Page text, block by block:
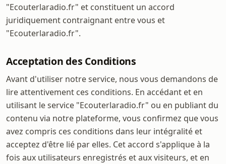
"Ecouterlaradio.fr" et constituent un accord
juridiquement contraignant entre vous et
"Ecouterlaradio.fr".
Acceptation des Conditions
Avant d'utiliser notre service, nous vous demandons de
lire attentivement ces conditions. En accédant et en
utilisant le service "Ecouterlaradio.fr" ou en publiant du
contenu via notre plateforme, vous confirmez que vous
avez compris ces conditions dans leur intégralité et
acceptez d'être lié par elles. Cet accord s'applique à la
fois aux utilisateurs enregistrés et aux visiteurs, et en